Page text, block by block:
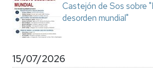
Castejón de Sos sobre
desorden mundial"
15/07/2026